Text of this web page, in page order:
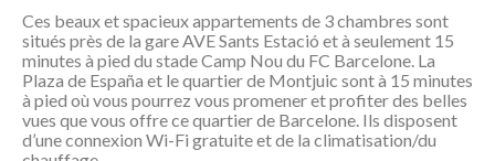
Ces beaux et spacieux appartements de 3 chambres sont
situés près de la gare AVE Sants Estació et à seulement 15
minutes à pied du stade Camp Nou du FC Barcelone. La
Plaza de España et le quartier de Montjuic sont à 15 minutes
à pied où vous pourrez vous promener et profiter des belles
vues que vous offre ce quartier de Barcelone. Ils disposent
d’une connexion Wi-Fi gratuite et de la climatisation/du